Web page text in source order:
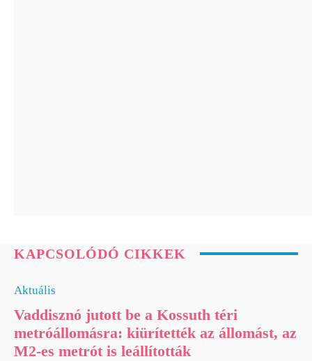
KAPCSOLÓDÓ CIKKEK
Aktuális
Vaddisznó jutott be a Kossuth téri
metróállomásra: kiürítették az állomást, az
M2-es metrót is leállították